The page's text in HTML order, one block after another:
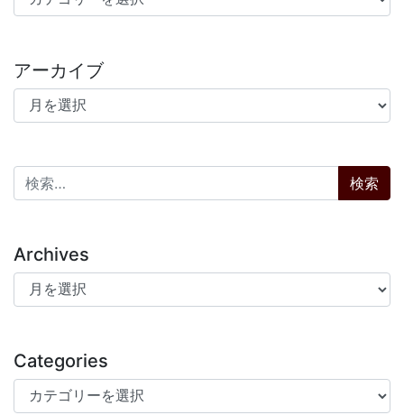
アーカイブ
アーカイブ
検索:
Archives
Archives
Categories
Categories